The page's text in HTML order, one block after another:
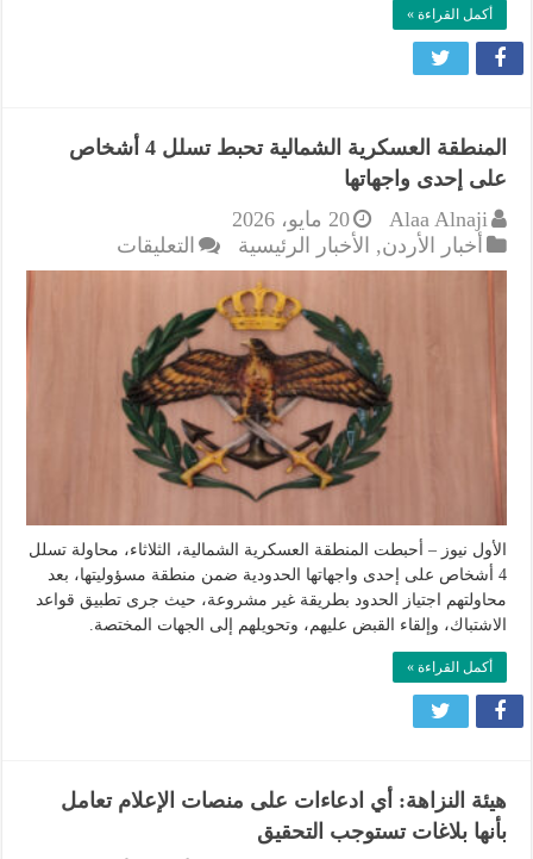
أكمل القراءة »
المنطقة العسكرية الشمالية تحبط تسلل 4 أشخاص
على إحدى واجهاتها
Alaa Alnaji
20 مايو، 2026
أخبار الأردن, الأخبار الرئيسية التعليقات
المنطقة
مغلقة
الأول نيوز – أحبطت المنطقة العسكرية الشمالية، الثلاثاء، محاولة تسلل
4 أشخاص على إحدى واجهاتها الحدودية ضمن منطقة مسؤوليتها، بعد
محاولتهم اجتياز الحدود بطريقة غير مشروعة، حيث جرى تطبيق قواعد
الاشتباك، وإلقاء القبض عليهم، وتحويلهم إلى الجهات المختصة.
أكمل القراءة »
هيئة النزاهة: أي ادعاءات على منصات الإعلام تعامل
بأنها بلاغات تستوجب التحقيق